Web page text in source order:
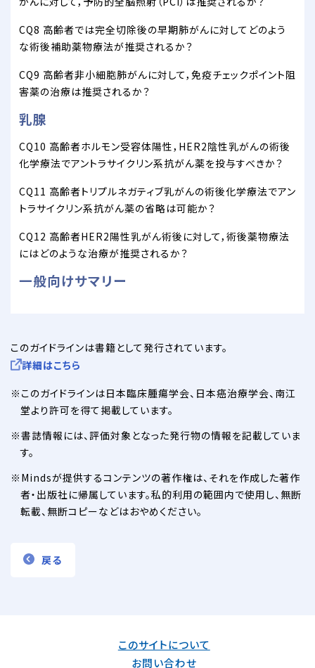
CQ8 高齢者では完全切除後の早期肺がんに対してどのよう
な術後補助薬物療法が推奨されるか？
CQ9 高齢者非小細胞肺がんに対して，免疫チェックポイント阻
害薬の治療は推奨されるか？
乳腺
CQ10 高齢者ホルモン受容体陽性，HER2陰性乳がんの術後
化学療法でアントラサイクリン系抗がん薬を投与すべきか？
CQ11 高齢者トリプルネガティブ乳がんの術後化学療法でアン
トラサイクリン系抗がん薬の省略は可能か？
CQ12 高齢者HER2陽性乳がん術後に対して，術後薬物療法
にはどのような治療が推奨されるか？
一般向けサマリー
このガイドラインは書籍として発行されています。
詳細はこちら
このガイドラインは日本臨床腫瘍学会、日本癌治療学会、南江
堂より許可を得て掲載しています。
書誌情報には、評価対象となった発行物の情報を記載していま
す。
Mindsが提供するコンテンツの著作権は、それを作成した著作
者・出版社に帰属しています。私的利用の範囲内で使用し、無断
転載、無断コピーなどはおやめください。
戻る
このサイトについて
お問い合わせ